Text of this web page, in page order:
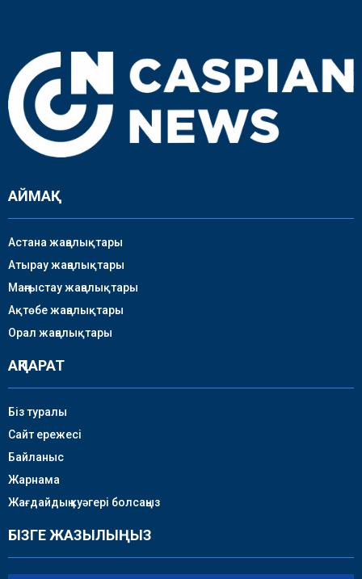
АЙМАҚ
Астана жаңалықтары
Атырау жаңалықтары
Маңғыстау жаңалықтары
Ақтөбе жаңалықтары
Орал жаңалықтары
АҚПАРАТ
Біз туралы
Сайт ережесі
Байланыс
Жарнама
Жағдайдың куәгері болсаңыз
БІЗГЕ ЖАЗЫЛЫҢЫЗ